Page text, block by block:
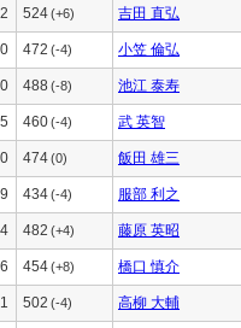
524(+6) 吉田 直弘
472 (-4) 小笠 倫弘
488 (-8) 池江 泰寿
460(-4) 武 英智
474(0) 飯田 雄三
434(-4) 服部 利之
482 (+4) 藤原 英昭
454(+8) 橋口 慎介
502 (-4) 高柳 大輔